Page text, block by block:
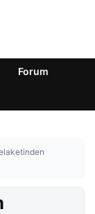
Forum